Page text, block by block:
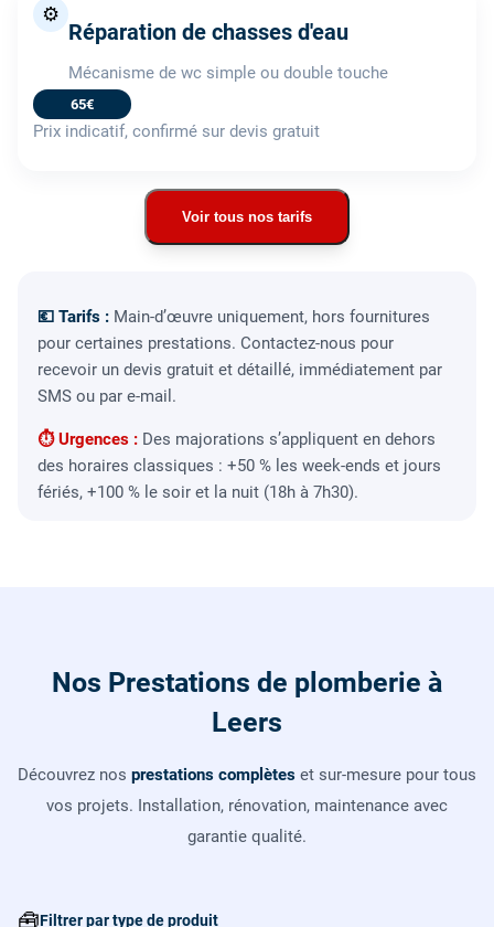
⚙️
Réparation de chasses d'eau
Mécanisme de wc simple ou double touche
65€
Prix indicatif, confirmé sur devis gratuit
Voir tous nos tarifs
💶 Tarifs : Main-d’œuvre uniquement, hors fournitures
pour certaines prestations. Contactez-nous pour
recevoir un devis gratuit et détaillé, immédiatement par
SMS ou par e-mail.
⏱ Urgences : Des majorations s’appliquent en dehors
des horaires classiques : +50 % les week-ends et jours
fériés, +100 % le soir et la nuit (18h à 7h30).
Nos Prestations de plomberie à
Leers
Découvrez nos prestations complètes et sur-mesure pour tous
vos projets. Installation, rénovation, maintenance avec
garantie qualité.
🧰Filtrer par type de produit